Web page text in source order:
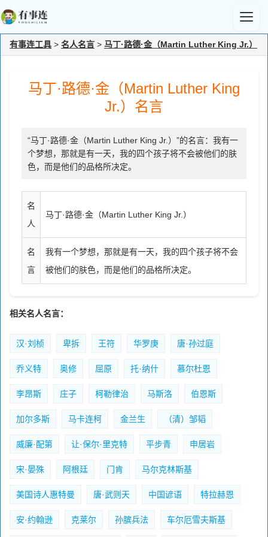
有事连工具 > 名人名言 > 马丁·路德·金（Martin Luther King Jr.）
马丁·路德·金（Martin Luther King
Jr.）名言
“马丁·路德·金（Martin Luther King Jr.）”的名言：我有一
个梦想，那就是有一天，我的四个孩子将不会被他们的肤
色，而是他们的品格所决定。
名
人
马丁·路德·金（Martin Luther King Jr.）
名
言
我有一个梦想，那就是有一天，我的四个孩子将不会
被他们的肤色，而是他们的品格所决定。
相关名人名言：
汉·刘桢 卑拆 王符 华罗庚 唐·孙过庭
乔义特 奥修 屈原 托·纳什 慕尔杜恩
李昂斯 庄子 柯勒律治 马斯洛 伯恩斯
加尔多斯 马卡连柯 金兰生 （清）邹韬
威廉·配第 让·保尔·里克特 平步青 申居岩
宋·晏殊 阿根廷 门肯 马尔克林斯基
美国诗人惠特曼 唐·武则天 中国谚语 特拉赫恩
安·约翰逊 克莱尔 孙膑兵法 车尔厄雪夫斯基